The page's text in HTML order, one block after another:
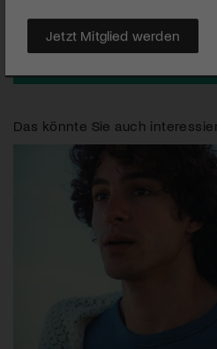
Das könnte Sie auch
Jetzt Mitglied werden